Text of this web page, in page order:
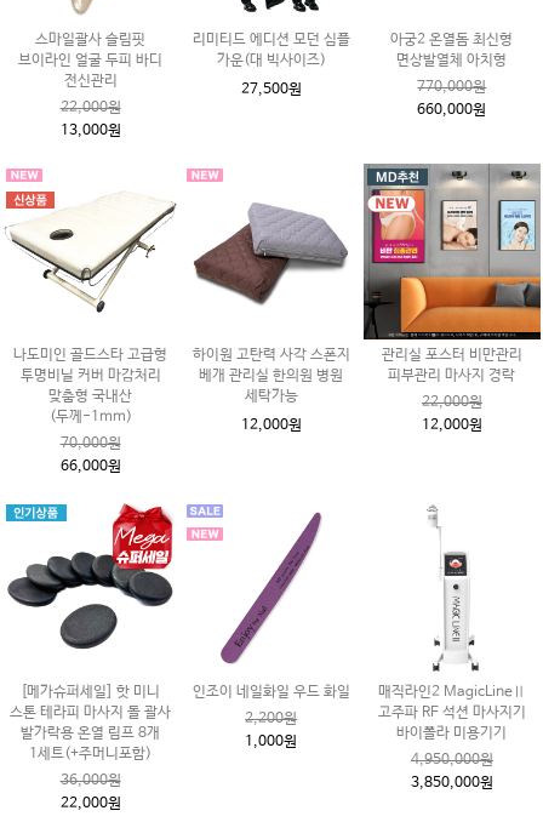
스마일괄사 슬림핏
브이라인 얼굴 두피 바디
전신관리
22,000원
13,000원
리미티드 에디션 모던 심플
가운(대 빅사이즈)
27,500원
아궁2 온열돔 최신형
면상발열체 아치형
770,000원
660,000원
나도미인 골드스타 고급형
투명비닐 커버 마감처리
맞춤형 국내산
(두께-1mm)
70,000원
66,000원
하이원 고탄력 사각 스폰지
베개 관리실 한의원 병원
세탁가능
12,000원
관리실 포스터 비만관리
피부관리 마사지 경락
22,000원
12,000원
[메가슈퍼세일] 핫 미니
스톤 테라피 마사지 돌 괄사
발가락용 온열 림프 8개
1세트(+주머니포함)
36,000원
22,000원
인조이 네일화일 우드 화일
2,200원
1,000원
매직라인2 MagicLineⅡ
고주파 RF 석션 마사지기
바이폴라 미용기기
4,950,000원
3,850,000원